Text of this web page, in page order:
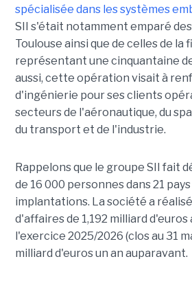
spécialisée dans les systèmes
SII s'était notamment emparé
Toulouse ainsi que de celles de la
représentant une cinquantaine
aussi, cette opération visait à
d'ingénierie pour ses clients
secteurs de l'aéronautique, du
du transport et de l'industrie.
Rappelons que le groupe SII fait
de 16 000 personnes dans 21
implantations. La société a
d'affaires de 1,192 milliard d'euros
l'exercice 2025/2026 (clos au 31
milliard d'euros un an auparavant.